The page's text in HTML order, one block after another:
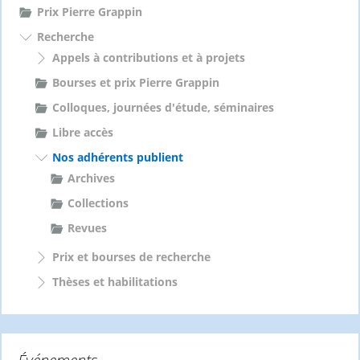
Prix Pierre Grappin
Recherche
Appels à contributions et à projets
Bourses et prix Pierre Grappin
Colloques, journées d'étude, séminaires
Libre accès
Nos adhérents publient
Archives
Collections
Revues
Prix et bourses de recherche
Thèses et habilitations